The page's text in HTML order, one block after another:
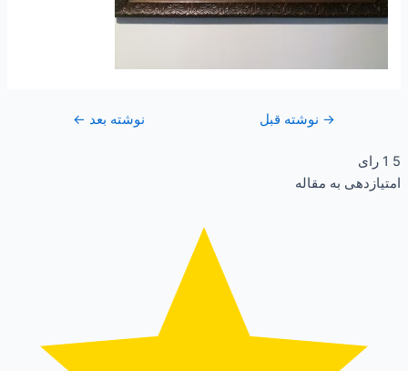
→ نوشته قبل نوشته بعد ←
5
1 رای
امتیازدهی به مقاله